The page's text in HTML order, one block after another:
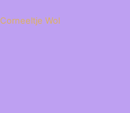
Corneeltje Wol